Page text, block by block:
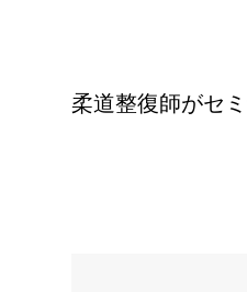
柔道整復師がセ